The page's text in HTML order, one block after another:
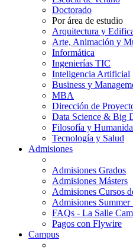
Doctorado
Por área de estudio
Arquitectura y
Arte, Animación y
Informática
Ingenierías TIC
Inteligencia Artificial
Business y
MBA
Dirección de
Data Science & Big
Filosofía y
Tecnología y Salud
Admisiones
Admisiones Grados
Admisiones Másters
Admisiones Cursos
Admisiones Summer
FAQs - La Salle
Pagos con Flywire
Campus